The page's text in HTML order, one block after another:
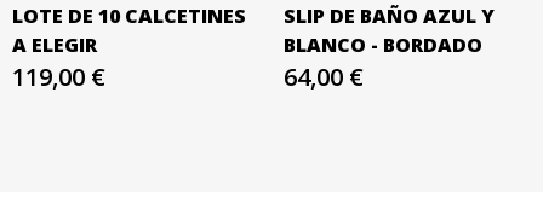
LOTE DE 10 CALCETINES
A ELEGIR
119,00 €
SLIP DE BAÑO AZUL Y
BLANCO - BORDADO
64,00 €